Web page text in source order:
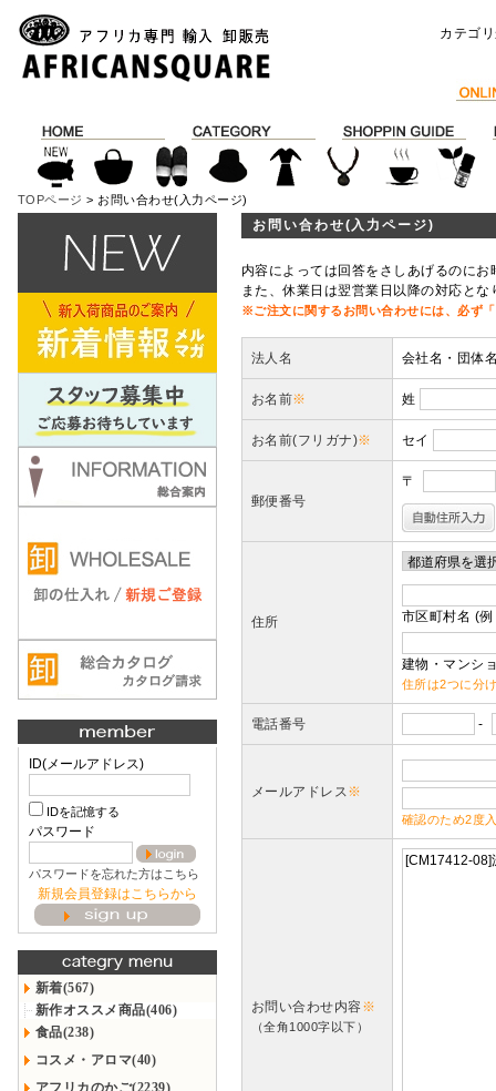
カテゴ
TOPページ > お問い合わせ(入力ページ)
ID(メールアドレス)
IDを記憶する
パスワード
パスワードを忘れた方はこちら
新規会員登録はこちらから
新着(567)
新作オススメ商品(406)
食品(238)
コスメ・アロマ(40)
アフリカのかご(2239)
お問い合わせ(入力ページ)
内容によっては回答をさしあげるのに
また、休業日は翌営業日以降の対応と
※ご注文に関するお問い合わせには、必ず
法人名 会社名・団体
お名前※ 姓
お名前(フリガナ)※ セイ
郵便番号
〒
住所 市区町村名 (
建物・マンシ
住所は2つに分
電話番号 -
メールアドレス※
確認のため2度
お問い合わせ内容※
（全角1000字以下）